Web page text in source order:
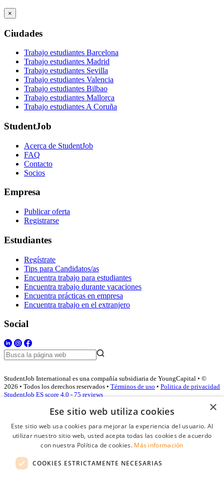
×
Ciudades
Trabajo estudiantes Barcelona
Trabajo estudiantes Madrid
Trabajo estudiantes Sevilla
Trabajo estudiantes Valencia
Trabajo estudiantes Bilbao
Trabajo estudiantes Mallorca
Trabajo estudiantes A Coruña
StudentJob
Acerca de StudentJob
FAQ
Contacto
Socios
Empresa
Publicar oferta
Registrarse
Estudiantes
Regístrate
Tips para Candidatos/as
Encuentra trabajo para estudiantes
Encuentra trabajo durante vacaciones
Encuentra prácticas en empresa
Encuentra trabajo en el extranjero
Social
StudentJob International es una compañía subsidiaria de YoungCapital • ©
2026 • Todos los derechos reservados • Términos de uso • Politica de privacidad
StudentJob ES score 4.0 - 75 reviews
Acceso empresas
Contraseña
×
Ese sitio web utiliza cookies
Este sitio web usa cookies para mejorar la experiencia del usuario. Al
utilizar nuestro sitio web, usted acepta todas las cookies de acuerdo
con nuestra Política de cookies. Más información
COOKIES ESTRICTAMENTE NECESARIAS